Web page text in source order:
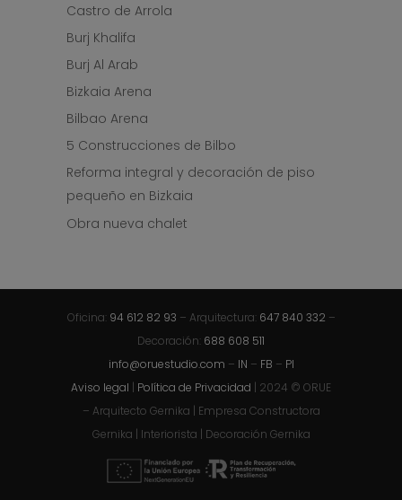
Castro de Arrola
Burj Khalifa
Burj Al Arab
Bizkaia Arena
Bilbao Arena
5 Construcciones de Bilbo
Reforma integral y decoración de piso
pequeño en Bizkaia
Obra nueva chalet
Oficina: 94 612 82 93 – Arquitectura: 647 840 332 –
Decoración: 688 608 511
info@oruestudio.com – IN – FB – PI
Aviso legal | Política de Privacidad | 2024 © ORUE
– Arquitecto Gernika | Empresa Constructora
Gernika | Interiorista | Decoración Gernika